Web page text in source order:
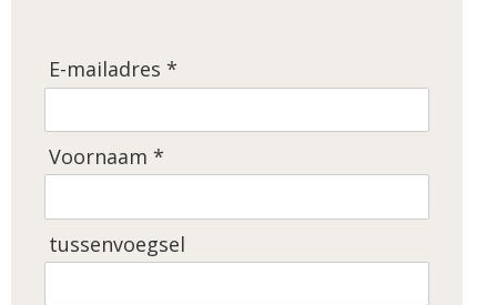
E-mailadres *
Voornaam *
tussenvoegsel